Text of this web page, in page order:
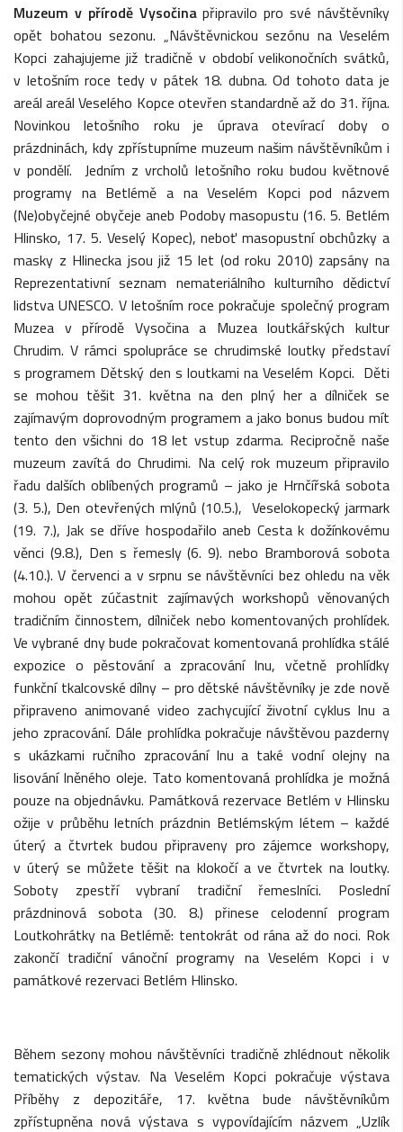
Muzeum v přírodě Vysočinapřipravilo pro své návštěvníky
opět bohatou sezonu. „Návštěvnickou sezónu na Veselém
Kopci zahajujeme již tradičně v období velikonočních svátků,
v letošním roce tedy v pátek 18. dubna. Od tohoto data je
areál areál Veselého Kopce otevřen standardně až do 31. října.
Novinkou letošního roku je úprava otevírací doby o
prázdninách, kdy zpřístupníme muzeum našim návštěvníkům i
v pondělí. Jedním z vrcholů letošního roku budou květnové
programy na Betlémě a na Veselém Kopci pod názvem
(Ne)obyčejné obyčeje aneb Podoby masopustu (16. 5. Betlém
Hlinsko, 17. 5. Veselý Kopec), neboť masopustní obchůzky a
masky z Hlinecka jsou již 15 let (od roku 2010) zapsány na
Reprezentativní seznam nemateriálního kulturního dědictví
lidstva UNESCO. V letošním roce pokračuje společný program
Muzea v přírodě Vysočina a Muzea loutkářských kultur
Chrudim. V rámci spolupráce se chrudimské loutky představí
s programem Dětský den s loutkami na Veselém Kopci. Děti
se mohou těšit 31. května na den plný her a dílniček se
zajímavým doprovodným programem a jako bonus budou mít
tento den všichni do 18 let vstup zdarma. Recipročně naše
muzeum zavítá do Chrudimi. Na celý rok muzeum připravilo
řadu dalších oblíbených programů – jako je Hrnčířská sobota
(3. 5.), Den otevřených mlýnů (10.5.), Veselokopecký jarmark
(19. 7.), Jak se dříve hospodařilo aneb Cesta k dožínkovému
věnci (9.8.), Den s řemesly (6. 9). nebo Bramborová sobota
(4.10.). V červenci a v srpnu se návštěvníci bez ohledu na věk
mohou opět zúčastnit zajímavých workshopů věnovaných
tradičním činnostem, dílniček nebo komentovaných prohlídek.
Ve vybrané dny bude pokračovat komentovaná prohlídka stálé
expozice o pěstování a zpracování lnu, včetně prohlídky
funkční tkalcovské dílny – pro dětské návštěvníky je zde nově
připraveno animované video zachycující životní cyklus lnu a
jeho zpracování. Dále prohlídka pokračuje návštěvou pazderny
s ukázkami ručního zpracování lnu a také vodní olejny na
lisování lněného oleje. Tato komentovaná prohlídka je možná
pouze na objednávku. Památková rezervace Betlém v Hlinsku
ožije v průběhu letních prázdnin Betlémským létem – každé
úterý a čtvrtek budou připraveny pro zájemce workshopy,
v úterý se můžete těšit na klokočí a ve čtvrtek na loutky.
Soboty zpestří vybraní tradiční řemeslníci. Poslední
prázdninová sobota (30. 8.) přinese celodenní program
Loutkohrátky na Betlémě: tentokrát od rána až do noci. Rok
zakončí tradiční vánoční programy na Veselém Kopci i v
památkové rezervaci Betlém Hlinsko.
Během sezony mohou návštěvníci tradičně zhlédnout několik
tematických výstav. Na Veselém Kopci pokračuje výstava
Příběhy z depozitáře, 17. května bude návštěvníkům
zpřístupněna nová výstava s vypovídajícím názvem „Uzlík